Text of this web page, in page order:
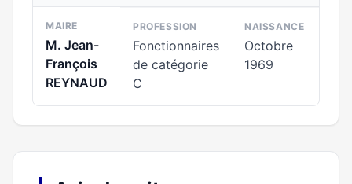
MAIRE
M. Jean-
François
REYNAUD
PROFESSION
Fonctionnaires
de catégorie
C
NAISSANCE
Octobre
1969